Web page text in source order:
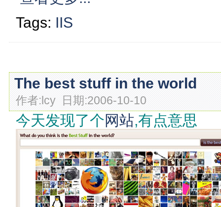
Tags: IIS
The best stuff in the world
作者:lcy 日期:2006-10-10
今天发现了个网站,有点意思